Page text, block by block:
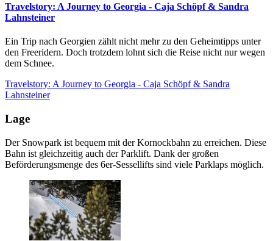
Travelstory: A Journey to Georgia - Caja Schöpf & Sandra
Lahnsteiner
Ein Trip nach Georgien zählt nicht mehr zu den Geheimtipps unter
den Freeridern. Doch trotzdem lohnt sich die Reise nicht nur wegen
dem Schnee.
Travelstory: A Journey to Georgia - Caja Schöpf & Sandra
Lahnsteiner
Lage
Der Snowpark ist bequem mit der Kornockbahn zu erreichen. Diese
Bahn ist gleichzeitig auch der Parklift. Dank der großen
Beförderungsmenge des 6er-Sessellifts sind viele Parklaps möglich.